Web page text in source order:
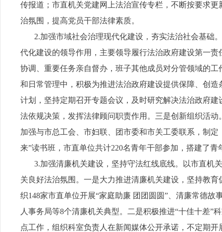
传报道；市直机关党建网上法治宣传专栏，不断按要求
治氛围，提高党员干部法律素质。
2.加强市域社会治理现代化建设，夯实法治社会基础
代化建设的领导作用，主要领导履行法治政府建设第一
协调、重要任务亲自督办，班子其他成员对分管领域的
和日常管理中，积极为推进法治政府建设提供保障、创
计划，坚持定期召开专题会议，及时研究解决法治政府
法依规决策，发挥法律顾问职责作用。三是创新组织活
加强与市总工会、市妇联、团市委和市关工委联系，制定
来”读书班，市直单位共计220名青年干部参加，搭建了
3.加强清廉机关建设，坚持守法红线底线。以市直机
关良好法治氛围。一是大力推进清廉机关建设，坚持教
织148家市直单位开展“家庭助廉 团团圆圆”、清廉常德
人事务局等8个清廉机关典型。二是积极推进“十佳十差
点工作，组织科室负责人在新闻媒体公开承诺，不定期